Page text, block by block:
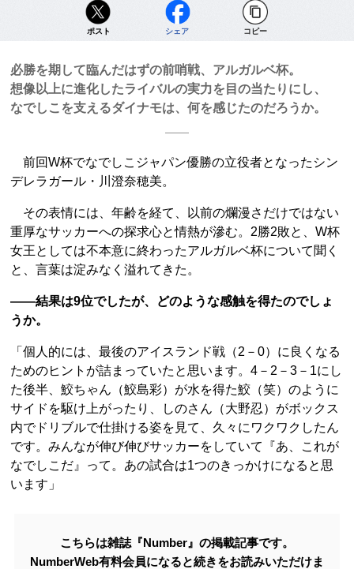
ポスト シェア コピー
必勝を期して臨んだはずの前哨戦、アルガルベ杯。
想像以上に進化したライバルの実力を目の当たりにし、
なでしこを支えるダイナモは、何を感じたのだろうか。
前回W杯でなでしこジャパン優勝の立役者となったシン
デレラガール・川澄奈穂美。
その表情には、年齢を経て、以前の爛漫さだけではない
重厚なサッカーへの探求心と情熱が滲む。2勝2敗と、W杯
女王としては不本意に終わったアルガルベ杯について聞く
と、言葉は淀みなく溢れてきた。
――結果は9位でしたが、どのような感触を得たのでしょ
うか。
「個人的には、最後のアイスランド戦（2－0）に良くなる
ためのヒントが詰まっていたと思います。4－2－3－1にし
た後半、鮫ちゃん（鮫島彩）が水を得た鮫（笑）のように
サイドを駆け上がったり、しのさん（大野忍）がボックス
内でドリブルで仕掛ける姿を見て、久々にワクワクしたん
です。みんなが伸び伸びサッカーをしていて『あ、これが
なでしこだ』って。あの試合は1つのきっかけになると思
います」
こちらは雑誌『Number』の掲載記事です。
NumberWeb有料会員になると続きをお読みいただけま